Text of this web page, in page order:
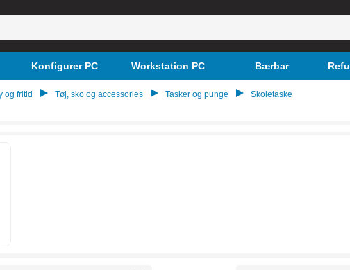
Konfigurer PC Workstation PC Bærbar
og fritid Tøj, sko og accessories Tasker og punge Skoletaske